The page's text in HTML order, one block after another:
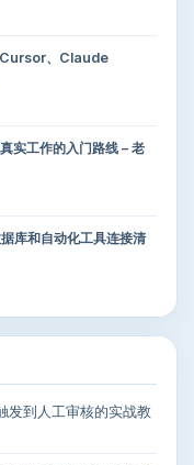
Cursor、Claude
实工作的入门路线 – 老
库和自动化工具连接清
到人工审核的实战教